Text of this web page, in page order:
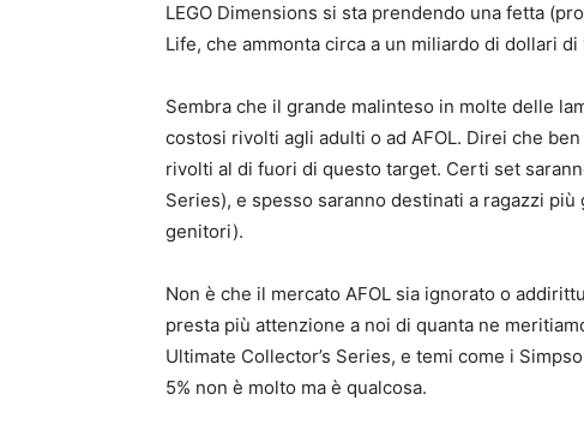
LEGO Dimensions si sta prendendo una fetta
Life, che ammonta circa a un miliardo di dollari di
Sembra che il grande malinteso in molte delle
costosi rivolti agli adulti o ad AFOL. Direi che
rivolti al di fuori di questo target. Certi set
Series), e spesso saranno destinati a ragazzi
genitori).
Non è che il mercato AFOL sia ignorato o
presta più attenzione a noi di quanta ne
Ultimate Collector’s Series, e temi come i
5% non è molto ma è qualcosa.